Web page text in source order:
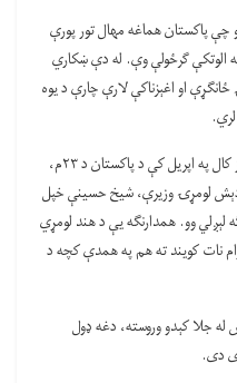
چې پاکستان هماغه مهال تور پورې
الوتکې ګرځولې وې. له دې ښکاري
او اغېزناکې لارې چارې د یوه
دې ته ورته، کله چې شهباز شریف د ۲۰۲۲ز کال په اپریل کې د پاکستان د ۲۳م،
دېش لومړۍ وزیرې، شیخ حسینې خپل
لېږلي وو. همدارنګه یې د هند لومړي
نات کویند ته هم په همدې کچه د
له جلا کېدو وروسته، دغه ډول
دی.